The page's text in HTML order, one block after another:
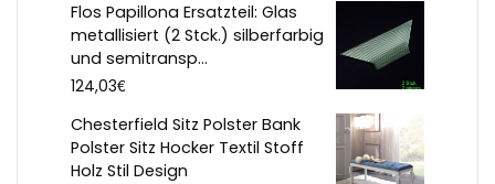
Flos Papillona Ersatzteil: Glas
metallisiert (2 Stck.) silberfarbig
und semitransp...
124,03€
Chesterfield Sitz Polster Bank
Polster Sitz Hocker Textil Stoff
Holz Stil Design